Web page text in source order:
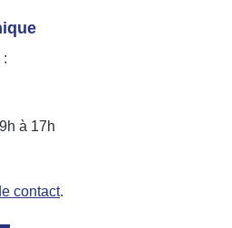
les
à la
DIP
au
:
à 17h
contact.